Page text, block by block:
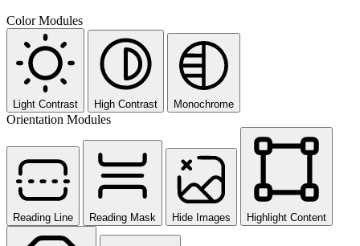
Color Modules
Light Contrast High Contrast Monochrome
Orientation Modules
Reading Line Reading Mask Hide Images Highlight Content